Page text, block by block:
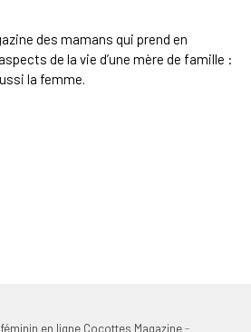
des mamans qui prend en
de la vie d’une mère de famille :
la femme.
en ligne Cocottes Magazine-